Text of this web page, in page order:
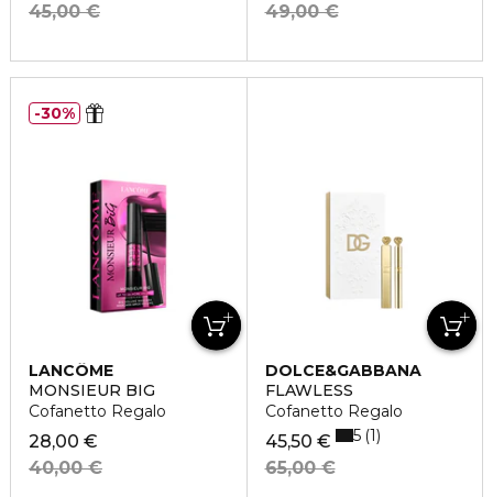
45,00 €
49,00 €
LANCÔME
MONSIEUR BIG
Cofanetto Regalo
28,00 €
40,00 €
30%
DOLCE&GABBANA
FLAWLESS
Cofanetto Regalo
45,50 €
65,00 €
5 1